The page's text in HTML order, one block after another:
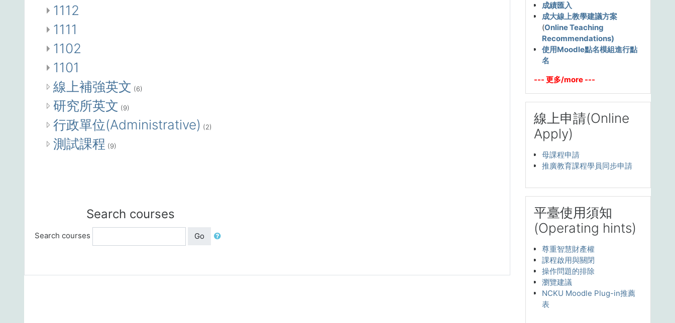
1112
1111
1102
1101
線上補強英文 (6)
研究所英文 (9)
行政單位(Administrative) (2)
測試課程 (9)
Search courses
Search courses Go
成績匯入
成大線上教學建議方案
(Online Teaching
Recommendations)
使用Moodle點名模組進行點
名
--- 更多/more ---
線上申請(Online
Apply)
母課程申請
推廣教育課程學員同步申請
平臺使用須知
(Operating hints)
尊重智慧財產權
課程啟用與關閉
操作問題的排除
瀏覽建議
NCKU Moodle Plug-in推薦
表